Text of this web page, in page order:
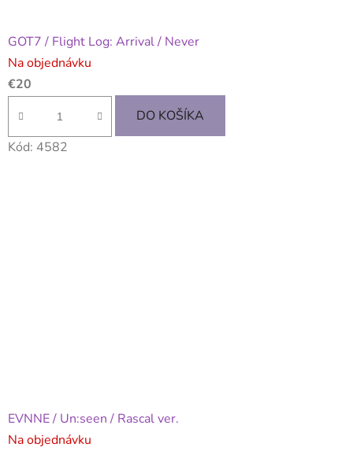
GOT7 / Flight Log: Arrival / Never
Na objednávku
€20
DO KOŠÍKA
Kód: 4582
EVNNE / Un:seen / Rascal ver.
Na objednávku